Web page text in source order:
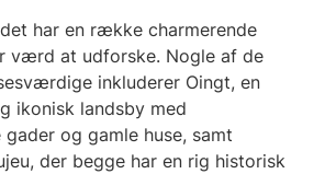
har en række charmerende
værd at udforske. Nogle af de
inkluderer Oingt, en
ikonisk landsby med
og gamle huse, samt
der begge har en rig historisk